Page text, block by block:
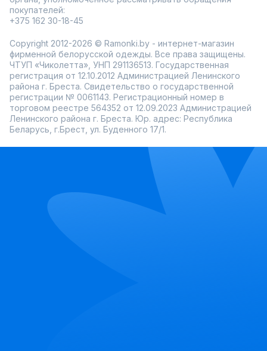
покупателей:
+375 162 30-18-45
Copyright 2012-2026 © Ramonki.by - интернет-магазин
фирменной белорусской одежды. Все права защищены.
ЧТУП «Чиколетта», УНП 291136513. Государственная
регистрация от 12.10.2012 Администрацией Ленинского
района г. Бреста. Свидетельство о государственной
регистрации № 0061143. Регистрационный номер в
торговом реестре 564352 от 12.09.2023 Администрацией
Ленинского района г. Бреста. Юр. адрес: Республика
Беларусь, г.Брест, ул. Буденного 17/1.